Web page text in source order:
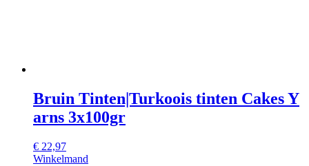
Bruin Tinten|Turkoois tinten Cakes Y
arns 3x100gr
€ 22,97
Winkelmand